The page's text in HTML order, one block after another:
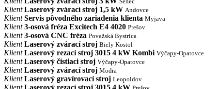
Klient Laserový zvárací stroj 1,5 kW Andovce
Klient Servis pôvodného zariadenia klienta Myjava
Klient 3-osová fréza Excitech E4 4020 Prešov
Klient 3-osová CNC fréza Považská Bystrica
Klient Laserový zvárací stroj Biely Kostol
Klient Laserový rezací stroj 3015 4 kW Kombi Výčapy-Opatovce
Klient Laserový čistiaci stroj Výčapy-Opatovce
Klient Laserový zvárací stroj Modra
Klient Laserový gravírovací stroj Leopoldov